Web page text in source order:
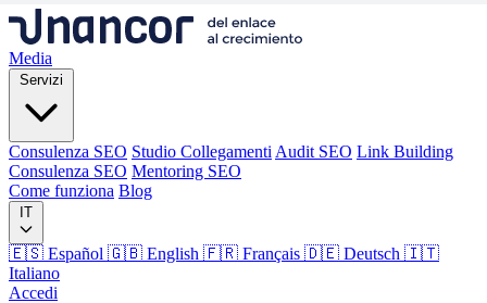
Media
Servizi
Consulenza SEO Studio Collegamenti Audit SEO Link Building
Consulenza SEO Mentoring SEO
Come funziona Blog
IT
🇪🇸 Español 🇬🇧 English 🇫🇷 Français 🇩🇪 Deutsch 🇮🇹
Italiano
Accedi